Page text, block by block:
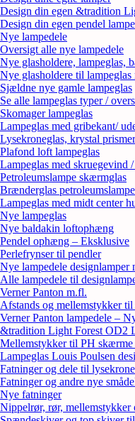
Design din egen &tradition
Design din egen pendel lampe
Nye lampedele
Oversigt alle nye lampedele
Nye glasholdere, lampeglas,
Nye glasholdere til lampeglas
Sjældne nye gamle lampeglas
Se alle lampeglas typer /
Skomager lampeglas
Lampeglas med gribekant/
Lysekroneglas, krystal
Plafond loft lampeglas
Lampeglas med skruegevind
Petroleumslampe skærmglas
Brænderglas
Lampeglas med midt center
Nye lampeglas
Nye baldakin loftophæng
Pendel ophæng – Eksklusive
Perlefrynser til pendler
Nye lampedele designlamper
Alle lampedele til
Verner Panton m.fl.
Afstands og mellemstykker
Verner Panton lampedele –
&tradition Light Forest OD2
Mellemstykker til PH skærme
Lampeglas Louis Poulsen
Fatninger og dele til
Fatninger og andre nye
Nye fatninger
Nippelrør, rør, mellemstykker